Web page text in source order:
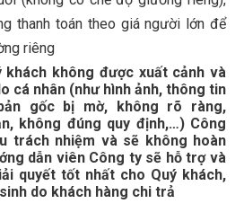
thanh toán theo giá người lớn để
riêng
khách không được xuất cảnh và
cá nhân (như hình ảnh, thông tin
gốc bị mờ, không rõ ràng,
không đúng quy định,…) Công
trách nhiệm và sẽ không hoàn
dẫn viên Công ty sẽ hỗ trợ và
quyết tốt nhất cho Quý khách,
do khách hàng chi trả